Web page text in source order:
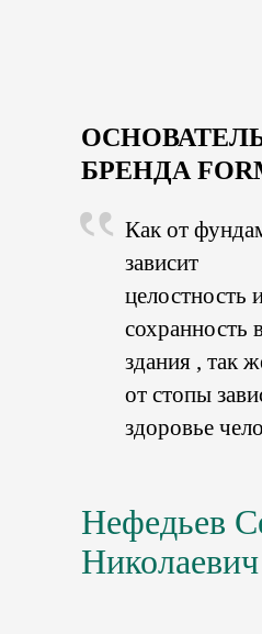
БРЕНДА
Как от
зависит
целостность
сохранность
здания , так
от стопы
здоровье
Нефедьев
Николаевич